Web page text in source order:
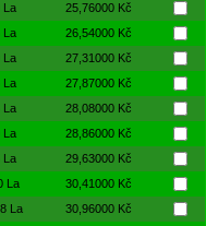
La
25,76000 Kč
La
26,54000 Kč
La
27,31000 Kč
La
27,87000 Kč
La
28,08000 Kč
La
28,86000 Kč
La
29,63000 Kč
La
30,41000 Kč
La
30,96000 Kč